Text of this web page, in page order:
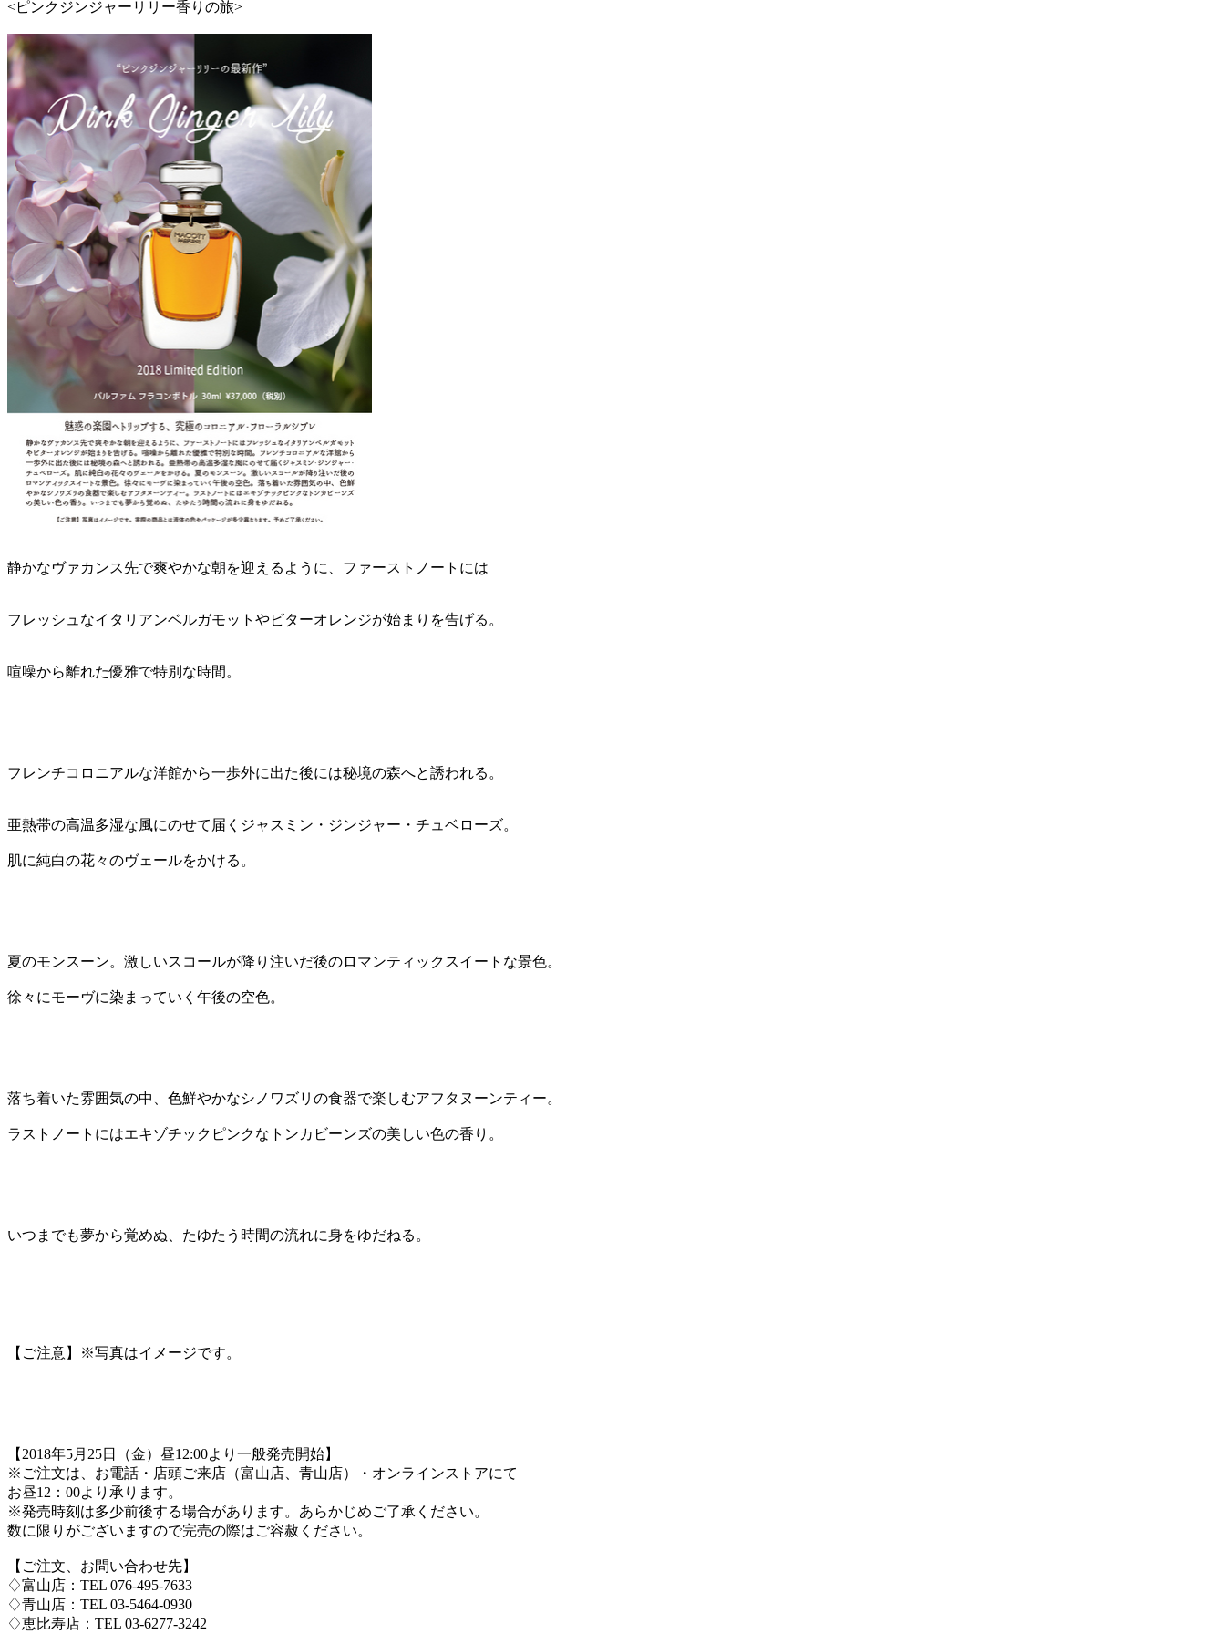
<ピンクジンジャーリリー香りの旅>
静かなヴァカンス先で爽やかな朝を迎えるように、ファーストノートには
フレッシュなイタリアンベルガモットやビターオレンジが始まりを告げる。
喧噪から離れた優雅で特別な時間。
フレンチコロニアルな洋館から一歩外に出た後には秘境の森へと誘われる。
亜熱帯の高温多湿な風にのせて届くジャスミン・ジンジャー・チュベローズ。
肌に純白の花々のヴェールをかける。
夏のモンスーン。激しいスコールが降り注いだ後のロマンティックスイートな景色。
徐々にモーヴに染まっていく午後の空色。
落ち着いた雰囲気の中、色鮮やかなシノワズリの食器で楽しむアフタヌーンティー。
ラストノートにはエキゾチックピンクなトンカビーンズの美しい色の香り。
いつまでも夢から覚めぬ、たゆたう時間の流れに身をゆだねる。
【ご注意】※写真はイメージです。
【2018年5月25日（金）昼12:00より一般発売開始】
※ご注文は、お電話・店頭ご来店（富山店、青山店）・オンラインストアにて
お昼12：00より承ります。
※発売時刻は多少前後する場合があります。あらかじめご了承ください。
数に限りがございますので完売の際はご容赦ください。
【ご注文、お問い合わせ先】
♢富山店：TEL 076-495-7633
♢青山店：TEL 03-5464-0930
♢恵比寿店：TEL 03-6277-3242